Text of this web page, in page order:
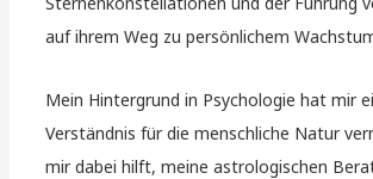
auf ihrem Weg zu persönlichem
Mein Hintergrund in Psychologie hat mir
Verständnis für die menschliche Natur
mir dabei hilft, meine astrologischen